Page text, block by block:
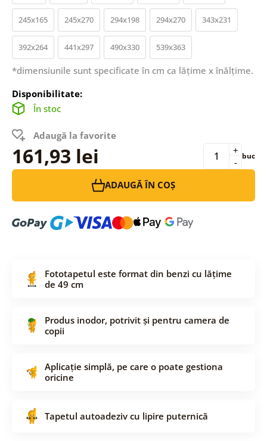
245x165 245x270 294x198 294x270 343x231
392x264 441x297 490x330 539x363
*dimensiunile sunt specificate în cm ca lățime x înălțime.
Disponibilitate:
În stoc
Adaugă la favorite
161,93 lei -
+ buc
ADAUGĂ ÎN COȘ
Fototapetul este format din benzi cu lățime
de 49 cm
Produs inodor, potrivit și pentru camera de
copii
Aplicație simplă, pe care o poate gestiona
oricine
Tapetul autoadeziv cu lipire puternică